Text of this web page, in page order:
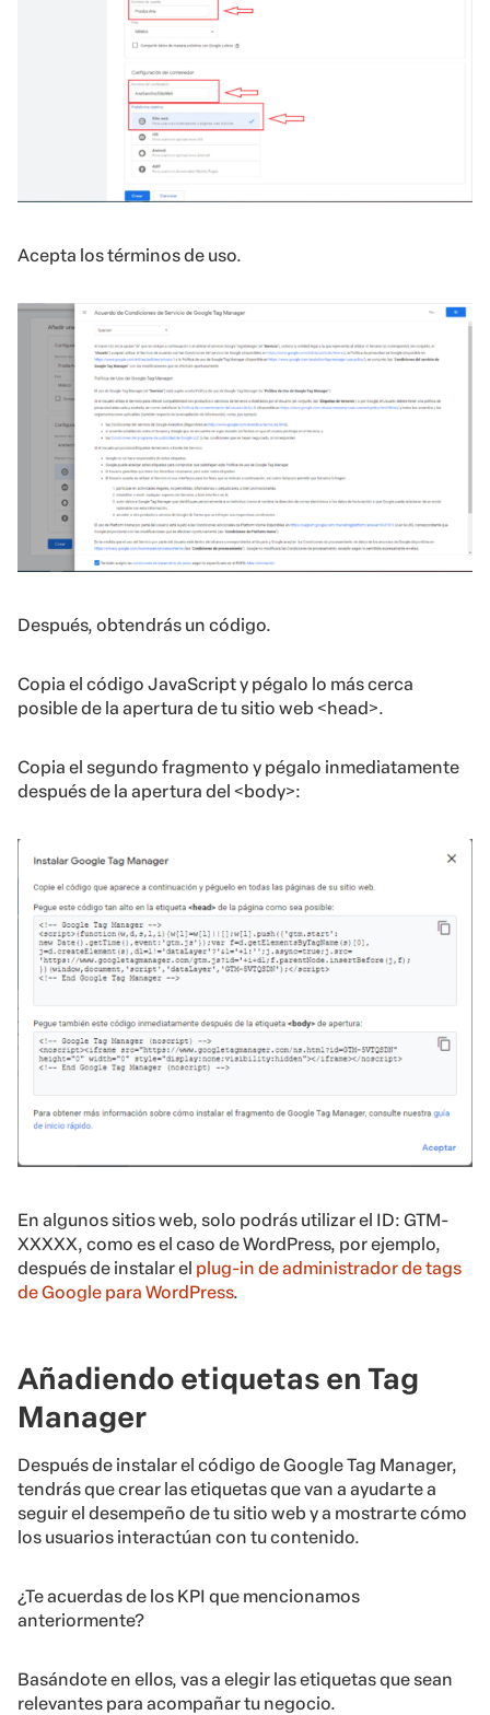
Acepta los términos de uso.
Después, obtendrás un código.
Copia el código JavaScript y pégalo lo más cerca
posible de la apertura de tu sitio web <head>.
Copia el segundo fragmento y pégalo inmediatamente
después de la apertura del <body>:
En algunos sitios web, solo podrás utilizar el ID: GTM-
XXXXX, como es el caso de WordPress, por ejemplo,
después de instalar el plug-in de administrador de tags
de Google para WordPress.
Añadiendo etiquetas en Tag
Manager
Después de instalar el código de Google Tag Manager,
tendrás que crear las etiquetas que van a ayudarte a
seguir el desempeño de tu sitio web y a mostrarte cómo
los usuarios interactúan con tu contenido.
¿Te acuerdas de los KPI que mencionamos
anteriormente?
Basándote en ellos, vas a elegir las etiquetas que sean
relevantes para acompañar tu negocio.